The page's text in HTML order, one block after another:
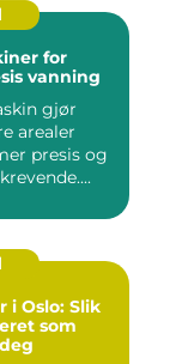
for
vanning
gjør
arealer
presis og
i Oslo: Slik
som